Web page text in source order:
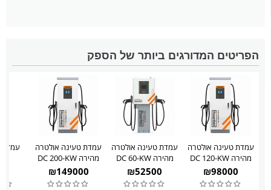
הפריטים המדורגים ביותר של הספק
עמדת טעינה אולטרה
מהירה DC 120-KW
₪98000
עמדת טעינה אולטרה
מהירה DC 60-KW
₪52500
עמדת טעינה אולטרה
מהירה DC 200-KW
₪149000
עמדת